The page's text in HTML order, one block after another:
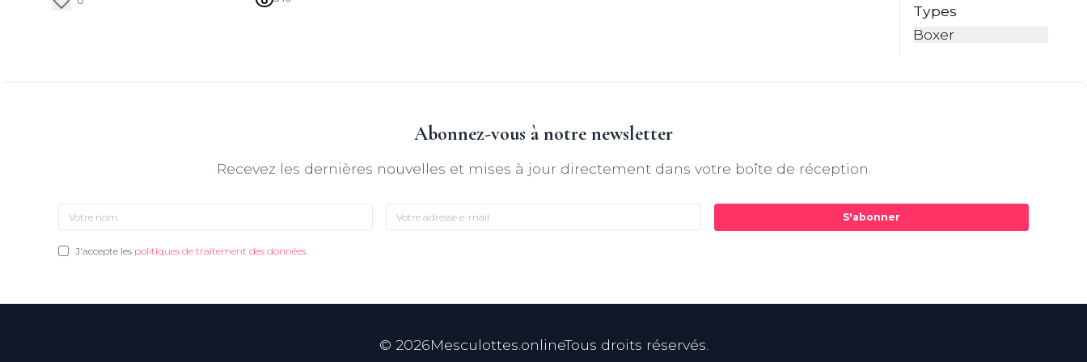
Types
Boxer
Abonnez-vous à notre newsletter
Recevez les dernières nouvelles et mises à jour directement dans votre boîte de réception.
S'abonner
J'accepte les politiques de traitement des données
© 2026Mesculottes.onlineTous droits réservés.